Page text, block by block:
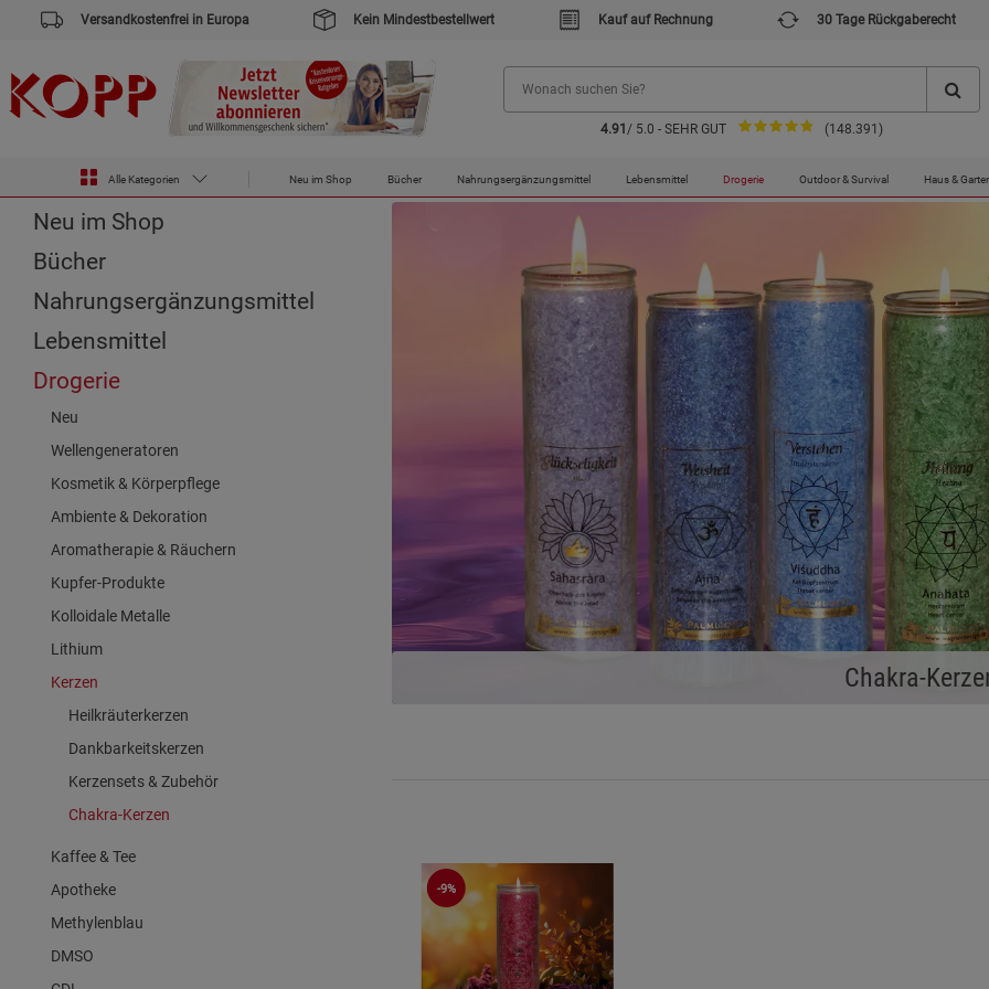
Versandkostenfrei in Europa Kein Mindestbestellwert Kauf auf Rechnung 30 Tage Rückgaberecht
4.91 / 5.0 - SEHR GUT (148.391)
Alle Kategorien Neu im Shop Bücher Nahrungsergänzungsmittel Lebensmittel Drogerie Outdoor & Survival Haus &
Zur Startseite des Kopp Verlag Online-Shop
Drogerie Kerzen Chakra-Kerzen
Neu im Shop
Bücher
Nahrungsergänzungsmittel
Lebensmittel
Drogerie
Neu
Wellengeneratoren
Kosmetik & Körperpflege
Ambiente & Dekoration
Aromatherapie & Räuchern
Kupfer-Produkte
Kolloidale Metalle
Lithium
Kerzen
Heilkräuterkerzen
Dankbarkeitskerzen
Kerzensets & Zubehör
Chakra-Kerzen
Kaffee & Tee
Apotheke
Methylenblau
DMSO
Chakra-
-9%